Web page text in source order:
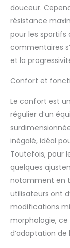
douceur.
résistance
pour les sportifs
commentaires
et la
Confort et
Le confort est
régulier d’un
inégalé, idéal
Toutefois, pour
quelques
notamment en
utilisateurs ont
modifications
morphologie,
d’adaptation de